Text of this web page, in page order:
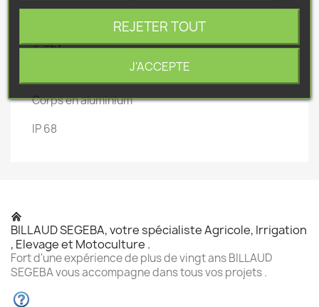
9-32V
T°C d'utilisation -40 +105°C
Corps en aluminium
IP 68
BILLAUD SEGEBA, votre spécialiste Agricole, Irrigation
, Elevage et Motoculture .
Fort d'une expérience de plus de vingt ans BILLAUD
SEGEBA vous accompagne dans tous vos projets .
REJETER TOUT
J'ACCEPTE